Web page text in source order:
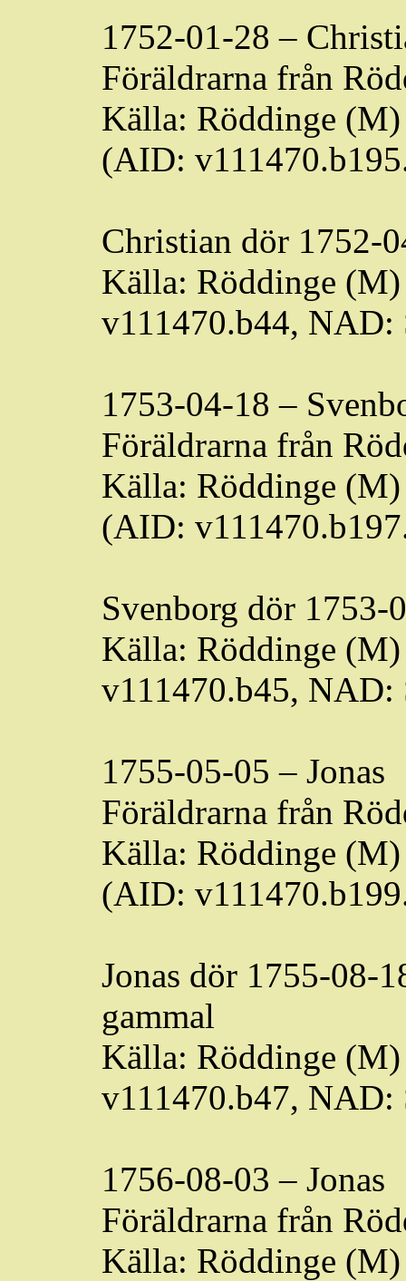
1752-01-28 –
Föräldrarna från
Källa: Röddinge (M)
(AID:
Christian dör 1752-
Källa: Röddinge
v111470.b44,
1753-04-18 –
Föräldrarna från
Källa: Röddinge (M)
(AID:
Svenborg dör 1753-
Källa: Röddinge
v111470.b45,
1755-05-05 – Jonas
Föräldrarna från
Källa: Röddinge (M)
(AID:
Jonas dör 1755-08-
gammal
Källa: Röddinge
v111470.b47,
1756-08-03 – Jonas
Föräldrarna från
Källa: Röddinge (M)